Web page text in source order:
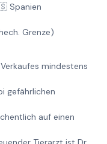
Spanien
Grenze)
mindestens
gefährlichen
auf einen